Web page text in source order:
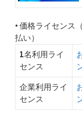
• 価格ライセンス
払い）
1名利用ライ
センス
企業利用ライ
センス